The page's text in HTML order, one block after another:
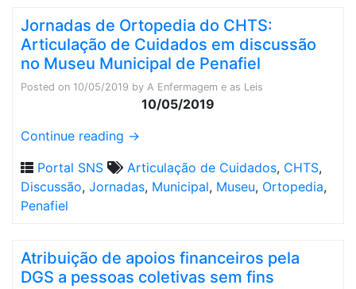
Jornadas de Ortopedia do CHTS:
Articulação de Cuidados em discussão
no Museu Municipal de Penafiel
Posted on 10/05/2019 by A Enfermagem e as Leis
10/05/2019
Continue reading →
Portal SNS
Articulação de Cuidados, CHTS,
Discussão, Jornadas, Municipal, Museu, Ortopedia,
Penafiel
Atribuição de apoios financeiros pela
DGS a pessoas coletivas sem fins